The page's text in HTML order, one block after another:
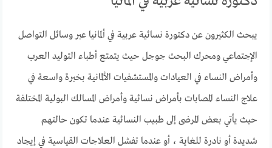
يبحث الكثيرون عن دكتورة نسائية عربية في ألمانيا عبر وسائل التواصل
الإجتماعي ومحرك البحث جوجل حيث يتمتع أطباء التوليد العرب
وأمراض النساء في العيادات والمستشفيات الألمانية بخبرة واسعة في
علاج النساء المصابات بأمراض نسائية وأمراض المسالك البولية المختلفة
حيث يأتي بعض المرضى إلى طبيب النسائية عندما تكون حالتهم
شديدة أو نادرة للغاية ، أو عندما تفشل العلاجات القياسية في إيجاد